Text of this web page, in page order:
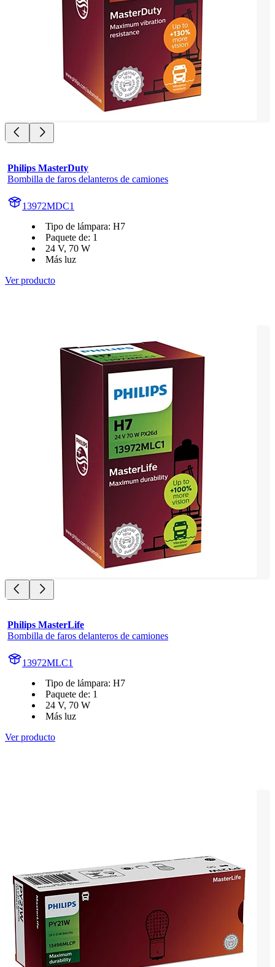
Philips MasterDuty
Bombilla de faros delanteros de camiones
13972MDC1
Tipo de lámpara: H7
Paquete de: 1
24 V, 70 W
Más luz
Ver producto
Philips MasterLife
Bombilla de faros delanteros de camiones
13972MLC1
Tipo de lámpara: H7
Paquete de: 1
24 V, 70 W
Más luz
Ver producto